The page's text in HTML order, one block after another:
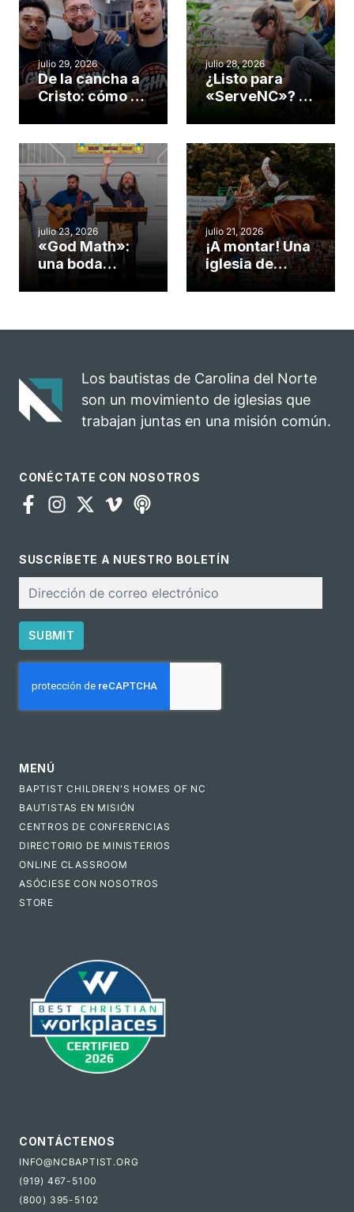
julio 29, 2026
De la cancha a
Cristo: cómo el
gimnasio de
Cary se
convirtió en un
insólito campo
misionero te
cuento
julio 28, 2026
¿Listo para
«ServeNC»? 4
obra de Dios
durante la
Semana
ServeNC
julio 23, 2026
«God Math»:
una boda
celebra el
julio 21, 2026
¡A montar! Una
iglesia de
rodeo anual en
para el
ministerio
Los bautistas de Carolina del Norte
son un movimiento de iglesias que
trabajan juntas en una misión común.
CONÉCTATE CON NOSOTROS
SUSCRÍBETE A NUESTRO BOLETÍN
electrónico
SUBMIT
MENÚ
BAPTIST CHILDREN'S HOMES OF NC
BAUTISTAS EN MISIÓN
CENTROS DE CONFERENCIAS
DIRECTORIO DE MINISTERIOS
ONLINE CLASSROOM
ASÓCIESE CON NOSOTROS
STORE
CONTÁCTENOS
INFO@NCBAPTIST.ORG
(919) 467-5100
(800) 395-5102